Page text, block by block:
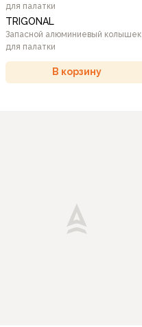
для палатки
TRIGONAL
Запасной алюминиевый колышек
для палатки
В корзину